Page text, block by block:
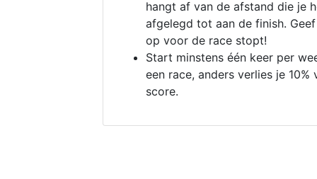
hangt af van de afstand die je
afgelegd tot aan de finish.
op voor de race stopt!
Start minstens één keer per
een race, anders verlies je 10%
score.